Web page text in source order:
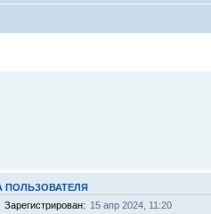
ПОЛЬЗОВАТЕЛЯ
Зарегистрирован: 15 апр 2024, 11:20